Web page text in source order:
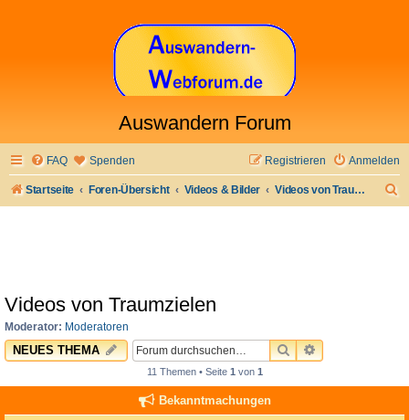
Auswandern Forum
FAQ Spenden Anmelden
Registrieren
Startseite Foren-Übersicht Videos & Bilder Videos von Traumzielen
Videos von Traumzielen
Moderator: Moderatoren
NEUES THEMA SUCHEERWEITERTE
11 Themen • Seite 1von 1
Bekanntmachungen